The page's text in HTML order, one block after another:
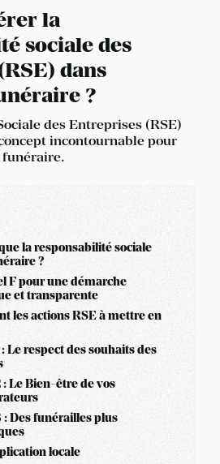
la
sociale des
dans
?
des Entreprises (RSE)
incontournable pour
funéraire.
la responsabilité sociale
?
F pour une démarche
et transparente
les actions RSE à mettre en
: Le respect des souhaits des
: Le Bien-être de vos
: Des funérailles plus
locale